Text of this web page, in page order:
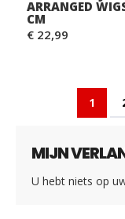
ARRANGED
CM
€ 22,99
U
1
MIJN
U hebt niets op